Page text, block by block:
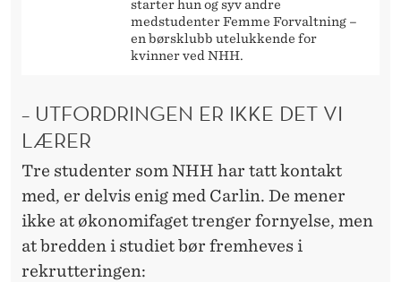
starter hun og syv andre
medstudenter Femme Forvaltning –
en børsklubb utelukkende for
kvinner ved NHH.
– UTFORDRINGEN ER IKKE DET VI
LÆRER
Tre studenter som NHH har tatt kontakt
med, er delvis enig med Carlin. De mener
ikke at økonomifaget trenger fornyelse, men
at bredden i studiet bør fremheves i
rekrutteringen: